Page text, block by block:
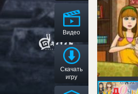
Видео
Скачать
игру